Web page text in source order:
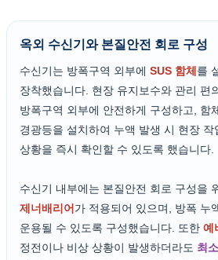
옥외 수신기와 본질안전 회로 구성
수신기는 방폭구역 외부에 SUS 함체 를
장착했습니다. 현장 유지보수와 관리 편
방폭구역 외부에 안전하게 구성하고, 함
경광등을 설치하여 누액 발생 시 현장
상황을 즉시 확인할 수 있도록 했습니다.
수신기 내부에는 본질안전 회로 구성을
제너배리어 가 적용되어 있으며, 방폭 누
운용될 수 있도록 구성했습니다. 또한 예
정전이나 비상 상황이 발생하더라도 최